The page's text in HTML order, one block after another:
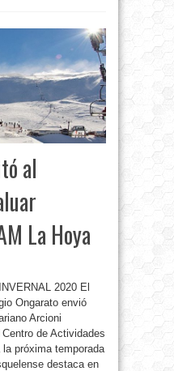
al
La Hoya
2020 El
Ongarato envió
Arcioni
de Actividades
próxima temporada
destaca en